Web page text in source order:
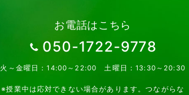
お電話はこちら
050-1722-9778
火～金曜日：14:00～22:00 土曜日：13:30～20:30
※授業中は応対できない場合があります。つながらな